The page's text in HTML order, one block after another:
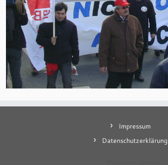
Impressum
Datenschutzerklärung